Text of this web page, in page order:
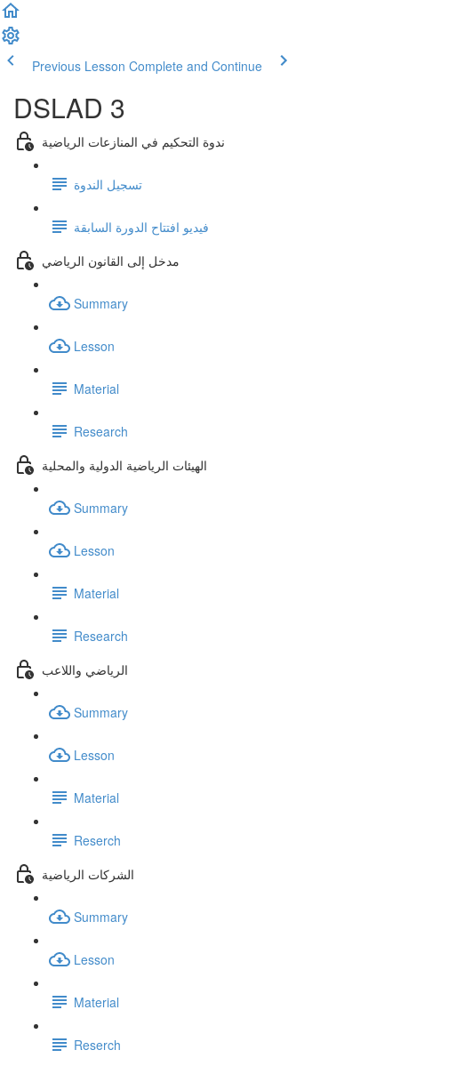
Previous Lesson Complete and Continue
DSLAD 3
ندوة التحكيم في المنازعات الرياضية
تسجيل الندوة
فيديو افتتاح الدورة السابقة
مدخل إلى القانون الرياضي
Summary
Lesson
Material
Research
الهيئات الرياضية الدولية والمحلية
Summary
Lesson
Material
Research
الرياضي واللاعب
Summary
Lesson
Material
Reserch
الشركات الرياضية
Summary
Lesson
Material
Reserch